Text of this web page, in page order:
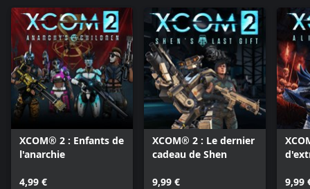
XCOM® 2 : Enfants de
l'anarchie
4,99 €
XCOM® 2 : Le dernier
cadeau de Shen
9,99 € 9,99